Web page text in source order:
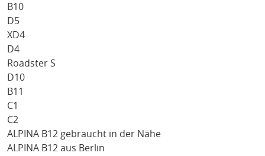
B10
D5
XD4
D4
Roadster S
D10
B11
C1
C2
ALPINA B12 gebraucht in der Nähe
ALPINA B12 aus Berlin